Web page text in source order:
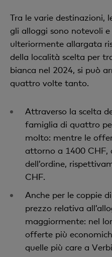
Tra le varie destinazioni,
gli alloggi sono notevoli
ulteriormente allargata
della località scelta per
bianca nel 2024, si può
quattro volte tanto.
Attraverso la scelta
famiglia di quattro
molto: mentre le
attorno a 1400 CHF,
dell’ordine,
CHF.
Anche per le coppie
prezzo relativa
maggiormente: nel
offerte più
quelle più care a